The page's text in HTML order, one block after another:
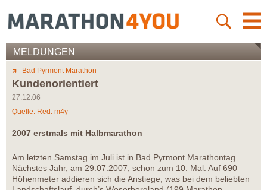
MELDUNGEN
Bad Pyrmont Marathon
Kundenorientiert
27.12.06
Quelle: Red. m4y
2007 erstmals mit Halbmarathon
Am letzten Samstag im Juli ist in Bad Pyrmont Marathontag.
Nächstes Jahr, am 29.07.2007, schon zum 10. Mal. Auf 690
Höhenmeter addieren sich die Anstiege, was bei dem beliebten